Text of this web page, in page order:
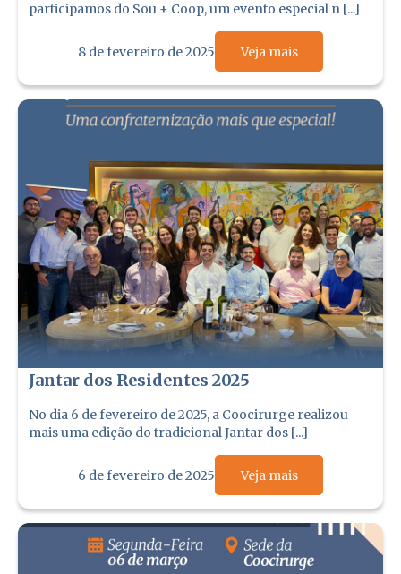
participamos do Sou + Coop, um evento especial n [...]
8 de fevereiro de 2025 Veja mais
Jantar dos Residentes 2025
No dia 6 de fevereiro de 2025, a Coocirurge realizou
mais uma edição do tradicional Jantar dos [...]
6 de fevereiro de 2025 Veja mais